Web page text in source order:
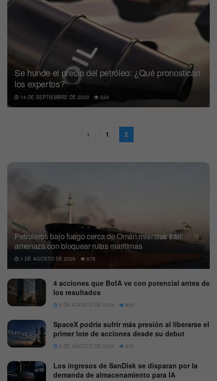
Se hunde el precio del petróleo: ¿Qué pronostican
los expertos?
14 DE SEPTIEMBRE DE 2020 534
1 2
Petroleros bajo fuego cerca de Omán mientras Irán
amenaza con bloquear rutas marítimas
1 DE AGOSTO DE 2026 678
4 acciones que BofA ve con potencial antes de
los resultados
3 DE AGOSTO DE 2026 654
SpaceX podría sufrir más presión al liberarse el
primer lote de acciones desde su debut
6 DE AGOSTO DE 2026 635
Los ingresos de SanDisk se disparan por la
demanda de almacenamiento para IA